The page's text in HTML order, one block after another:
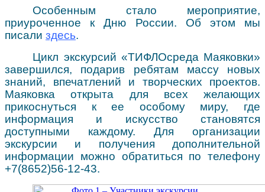
Особенным стало мероприятие,
приуроченное к Дню России. Об этом мы
писали здесь.
Цикл экскурсий «ТИФЛОсреда Маяковки»
завершился, подарив ребятам массу новых
знаний, впечатлений и творческих проектов.
Маяковка открыта для всех желающих
прикоснуться к ее особому миру, где
информация и искусство становятся
доступными каждому. Для организации
экскурсии и получения дополнительной
информации можно обратиться по телефону
+7(8652)56-12-43.